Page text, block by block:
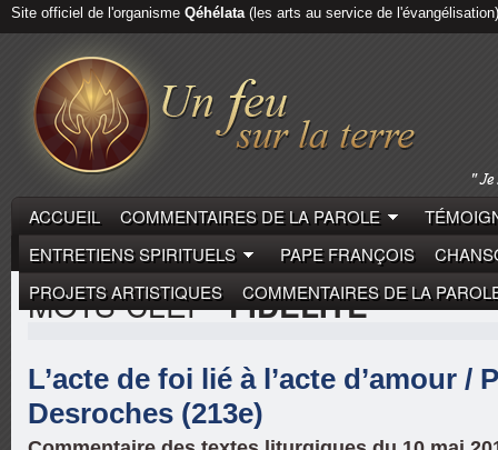
Site officiel de l'organisme Qéhélata(les arts au service de l'évangélisation)
ACCUEIL COMMENTAIRES DE LA PAROLE
ENTRETIENS SPIRITUELS
PAPE FRANÇOIS
PROJETS ARTISTIQUES
COMMENTAIRES DE LA
MOTS-CLEF"FIDÉLITÉ"
L’acte de foi lié à l’acte d’amour /
Desroches (213e)